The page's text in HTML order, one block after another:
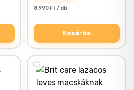
8 990 Ft / db
Kosárba